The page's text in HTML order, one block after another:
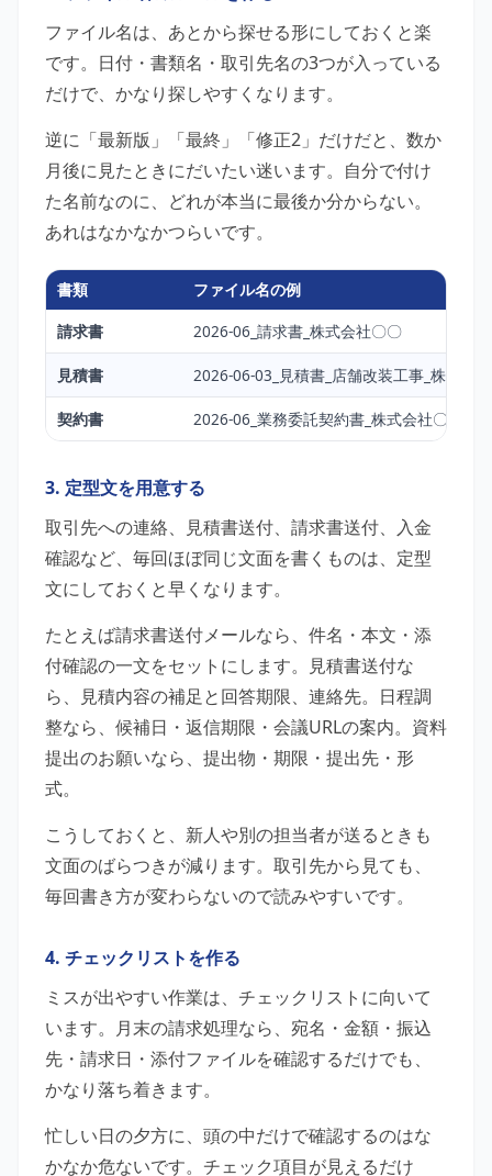
ファイル名は、あとから探せる形にしておくと楽
です。日付・書類名・取引先名の3つが入っている
だけで、かなり探しやすくなります。
逆に「最新版」「最終」「修正2」だけだと、数か
月後に見たときにだいたい迷います。自分で付け
た名前なのに、どれが本当に最後か分からない。
あれはなかなかつらいです。
書類
ファイル名の例
請求書
2026-06_請求書_株式会社〇〇
見積書 2026-06-03_見積書_店舗改装工事_株式会
契約書 2026-06_業務委託契約書_株式会社〇〇
3. 定型文を用意する
取引先への連絡、見積書送付、請求書送付、入金
確認など、毎回ほぼ同じ文面を書くものは、定型
文にしておくと早くなります。
たとえば請求書送付メールなら、件名・本文・添
付確認の一文をセットにします。見積書送付な
ら、見積内容の補足と回答期限、連絡先。日程調
整なら、候補日・返信期限・会議URLの案内。資料
提出のお願いなら、提出物・期限・提出先・形
式。
こうしておくと、新人や別の担当者が送るときも
文面のばらつきが減ります。取引先から見ても、
毎回書き方が変わらないので読みやすいです。
4. チェックリストを作る
ミスが出やすい作業は、チェックリストに向いて
います。月末の請求処理なら、宛名・金額・振込
先・請求日・添付ファイルを確認するだけでも、
かなり落ち着きます。
忙しい日の夕方に、頭の中だけで確認するのはな
かなか危ないです。チェック項目が見えるだけ